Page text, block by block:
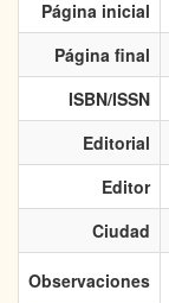
Página inicial
Página final
ISBN/ISSN
Editorial
Editor
Ciudad
Observaciones